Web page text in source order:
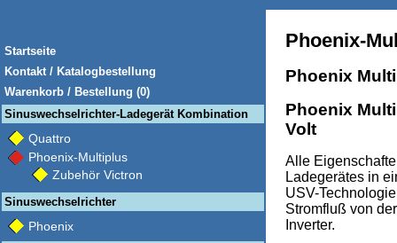
Startseite
Kontakt / Katalogbestellung
Warenkorb / Bestellung (0)
Sinuswechselrichter-Ladegerät Kombination
Quattro
Phoenix-Multiplus
Zubehör Victron
Sinuswechselrichter
Phoenix
Phoenix-
Phoenix
Phoenix
Volt
Alle
Ladegerätes in
USV-
Stromfluß von
Inverter.